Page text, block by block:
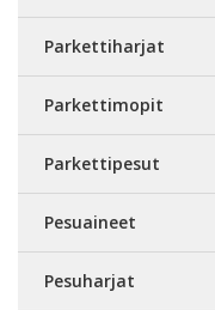
Parkettiharjat
Parkettimopit
Parkettipesut
Pesuaineet
Pesuharjat